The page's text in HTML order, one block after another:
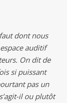
dont nous
auditif
On dit de
si puissant
pas un
il ou plutôt